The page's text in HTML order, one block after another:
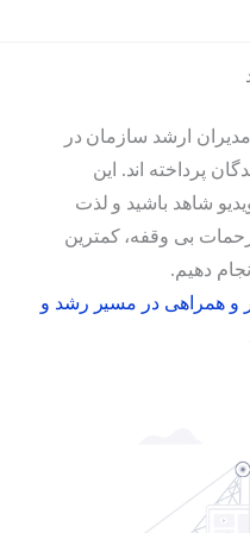
ارشد سازمان در
پرداخته اند. این
شاهد باشید و لذت
زحمات بی وقفه، کمترین
دهیم.
و همراهی در مسیر رشد و